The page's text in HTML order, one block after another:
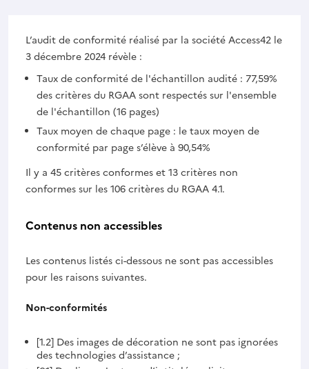
L’audit de conformité réalisé par la société Access42 le
3 décembre 2024 révèle :
Taux de conformité de l'échantillon audité : 77,59%
des critères du RGAA sont respectés sur l'ensemble
de l'échantillon (16 pages)
Taux moyen de chaque page : le taux moyen de
conformité par page s’élève à 90,54%
Il y a 45 critères conformes et 13 critères non
conformes sur les 106 critères du RGAA 4.1.
Contenus non accessibles
Les contenus listés ci-dessous ne sont pas accessibles
pour les raisons suivantes.
Non-conformités
[1.2] Des images de décoration ne sont pas ignorées
des technologies d’assistance ;